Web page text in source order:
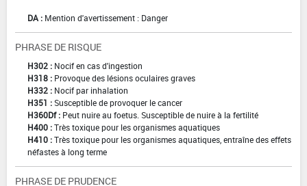
DA : Mention d'avertissement : Danger
PHRASE DE RISQUE
H302 : Nocif en cas d'ingestion
H318 : Provoque des lésions oculaires graves
H332 : Nocif par inhalation
H351 :Susceptible de provoquer le cancer
H360Df : Peut nuire au foetus. Susceptible de nuire à la fertilité
H400 :Très toxique pour les organismes aquatiques
H410 :Très toxique pour les organismes aquatiques, entraîne des effets
néfastes à long terme
PHRASE DE PRUDENCE